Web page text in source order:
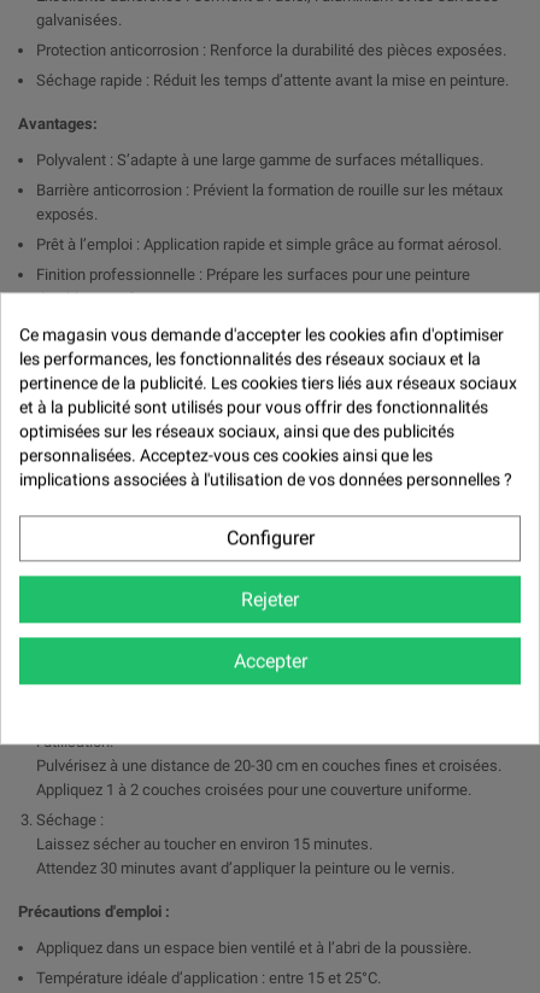
galvanisées.
Protection anticorrosion : Renforce la durabilité des pièces exposées.
Séchage rapide : Réduit les temps d’attente avant la mise en peinture.
Avantages:
Polyvalent : S’adapte à une large gamme de surfaces métalliques.
Barrière anticorrosion : Prévient la formation de rouille sur les métaux
exposés.
Prêt à l’emploi : Application rapide et simple grâce au format aérosol.
Finition professionnelle : Prépare les surfaces pour une peinture
durable et uniforme.
Applications Idéales:
Carrosseries automobiles : Base idéale pour les réparations et
restaurations.
Structures métalliques : Protection anticorrosion pour les pièces en
acier ou galvanisées.
Matériel industriel : Préparation des équipements métalliques avant
peinture.
Nettoyez soigneusement la surface pour éliminer les saletés, graisses
et oxydations.
Poncez légèrement si nécessaire pour améliorer l’adhérence.
l’utilisation.
Pulvérisez à une distance de 20-30 cm en couches fines et croisées.
Appliquez 1 à 2 couches croisées pour une couverture uniforme.
Séchage :
Laissez sécher au toucher en environ 15 minutes.
Attendez 30 minutes avant d’appliquer la peinture ou le vernis.
Précautions d'emploi :
Appliquez dans un espace bien ventilé et à l’abri de la poussière.
Température idéale d’application : entre 15 et 25°C.
Ce magasin vous demande d'accepter les cookies afin d'optimiser
les performances, les fonctionnalités des réseaux sociaux et la
pertinence de la publicité. Les cookies tiers liés aux réseaux sociaux
et à la publicité sont utilisés pour vous offrir des fonctionnalités
optimisées sur les réseaux sociaux, ainsi que des publicités
personnalisées. Acceptez-vous ces cookies ainsi que les
implications associées à l'utilisation de vos données personnelles ?
Configurer
Rejeter
Accepter